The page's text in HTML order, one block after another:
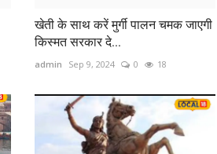
खेती के साथ करें मुर्गी पालन चमक जाएगी
किस्मत सरकार दे...
admin Sep 9, 2024 0 18